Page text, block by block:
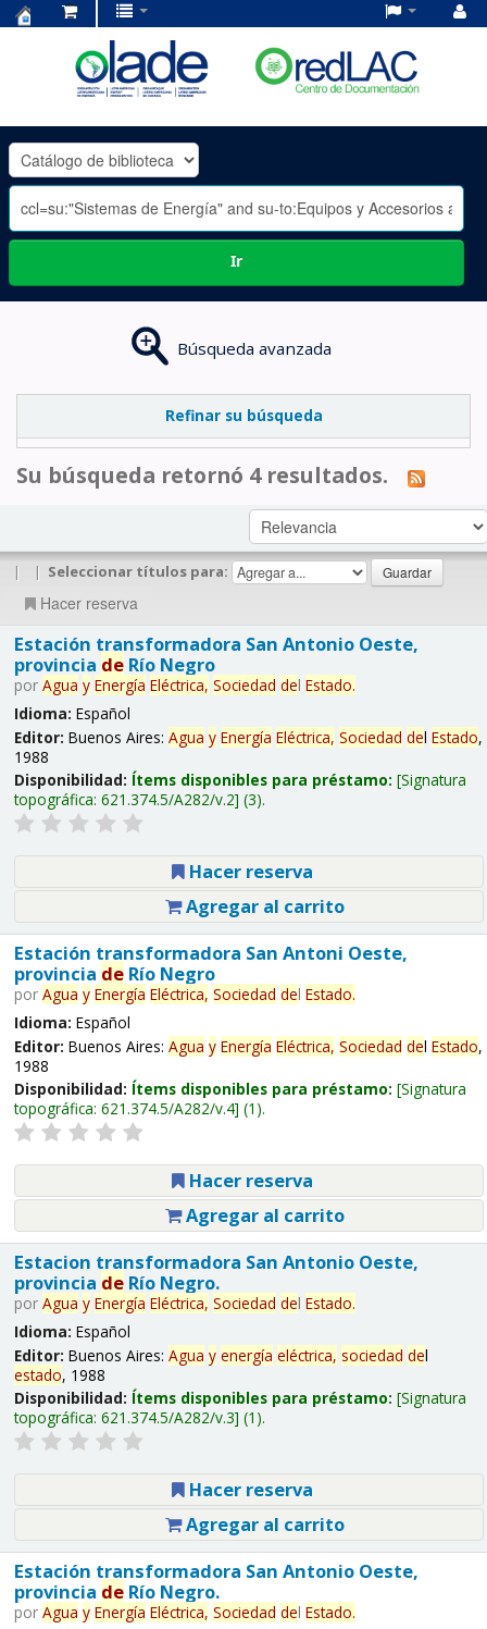
OLADE
-
Ir
Búsqueda avanzada
Refinar su búsqueda
Su búsqueda retornó 4 resultados.
| | Seleccionar títulos para:
Hacer reserva
Estación transformadora San Antonio Oeste,
provincia deRío Negro
por Agua y Energía Eléctrica, Sociedad del Estado.
Idioma: Español
Editor: Buenos Aires: Agua y Energía Eléctrica, Sociedad del Estado,
1988
Disponibilidad: Ítems disponibles para préstamo: Signatura
topográfica: 621.374.5/A282/v.2 (3).
Hacer reserva
Agregar al carrito
Estación transformadora San Antoni Oeste,
provincia deRío Negro
por Agua y Energía Eléctrica, Sociedad del Estado.
Idioma: Español
Editor: Buenos Aires: Agua y Energía Eléctrica, Sociedad del Estado,
1988
Disponibilidad: Ítems disponibles para préstamo: Signatura
topográfica: 621.374.5/A282/v.4 (1).
Hacer reserva
Agregar al carrito
Estacion transformadora San Antonio Oeste,
provincia deRío Negro.
por Agua y Energía Eléctrica, Sociedad del Estado.
Idioma: Español
Editor: Buenos Aires: Agua y energía eléctrica, sociedad del
estado, 1988
Disponibilidad: Ítems disponibles para préstamo: Signatura
topográfica: 621.374.5/A282/v.3 (1).
Hacer reserva
Agregar al carrito
Estación transformadora San Antonio Oeste,
provincia deRío Negro.
por Agua y Energía Eléctrica, Sociedad del Estado.